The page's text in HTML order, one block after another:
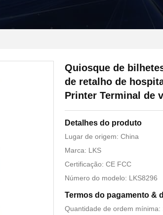
Quiosque de
de retalho de
Printer Terminal de
Detalhes do produto
Lugar de origem: China
Marca: LKS
Certificação: CE FCC
Número do modelo: LKS8296
Termos do pagamento &
Quantidade de ordem mínima: